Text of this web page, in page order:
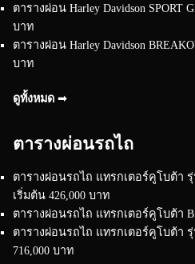
ตารางผ่อน Harley Davidson SPORT
บาท
ตารางผ่อน Harley Davidson
บาท
ดูทั้งหมด ➟
ตารางผ่อนรถไถ
ตารางผ่อนรถไถ แทรกเตอร์คูโบต้า รุ่
เริ่มต้น 426,000 บาท
ตารางผ่อนรถไถ แทรกเตอร์คูโบต้า B
ตารางผ่อนรถไถ แทรกเตอร์คูโบต้า รุ่
716,000 บาท